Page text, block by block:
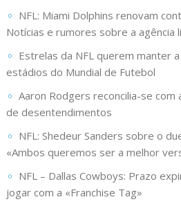
NFL: Miami Dolphins renovam
Notícias e rumores sobre a agência
Estrelas da NFL querem manter
estádios do Mundial de Futebol
Aaron Rodgers reconcilia-se com
de desentendimentos
NFL: Shedeur Sanders sobre o
«Ambos queremos ser a melhor
NFL – Dallas Cowboys: Prazo
jogar com a «Franchise Tag»